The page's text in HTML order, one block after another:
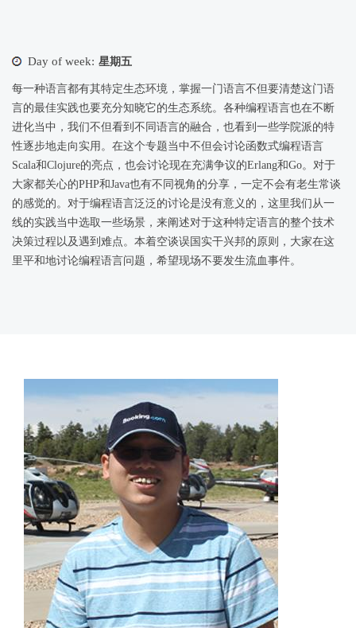
Day of week: 星期五
每一种语言都有其特定生态环境，掌握一门语言不但要清楚这门语
言的最佳实践也要充分知晓它的生态系统。各种编程语言也在不断
进化当中，我们不但看到不同语言的融合，也看到一些学院派的特
性逐步地走向实用。在这个专题当中不但会讨论函数式编程语言
Scala和Clojure的亮点，也会讨论现在充满争议的Erlang和Go。对于
大家都关心的PHP和Java也有不同视角的分享，一定不会有老生常谈
的感觉的。对于编程语言泛泛的讨论是没有意义的，这里我们从一
线的实践当中选取一些场景，来阐述对于这种特定语言的整个技术
决策过程以及遇到难点。本着空谈误国实干兴邦的原则，大家在这
里平和地讨论编程语言问题，希望现场不要发生流血事件。